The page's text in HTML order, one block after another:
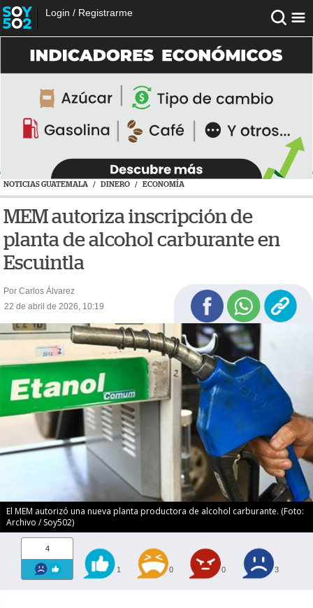
Login / Registrarme
NOTICIAS GUATEMALA / DINERO / ECONOMÍA
MEM autoriza inscripción de
planta de alcohol carburante en
Escuintla
Por Carlos Álvarez
22 de abril de 2026, 10:19
El MEM autorizó una nueva planta productora de alcohol carburante. (Foto:
Archivo / Soy502)
4
1 0 0 3